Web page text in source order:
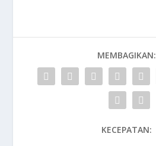
MEMBAGIKAN:
KECEPATAN: